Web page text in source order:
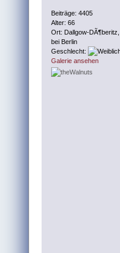
Beiträge: 4405
Alter: 66
Ort: Dallgow-DÃ¶beritz,
bei Berlin
Geschlecht:
Galerie ansehen